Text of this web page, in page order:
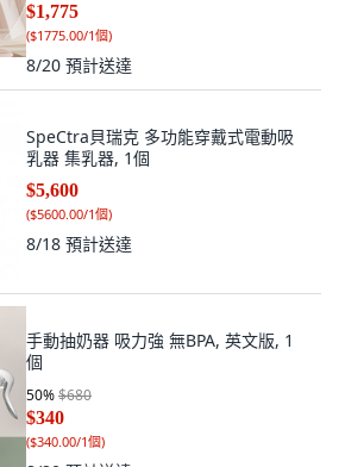
$1,775
($1775.00/1個)
8/20 預計送達
SpeCtra貝瑞克 多功能穿戴式電動吸
乳器 集乳器, 1個
$5,600
($5600.00/1個)
8/18 預計送達
手動抽奶器 吸力強 無BPA, 英文版, 1
個
50%$680
$340
($340.00/1個)